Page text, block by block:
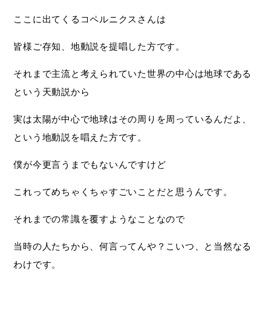
ここに出てくるコペルニクスさんは
皆様ご存知、地動説を提唱した方です。
それまで主流と考えられていた世界の中心は地球である
という天動説から
実は太陽が中心で地球はその周りを周っているんだよ、
という地動説を唱えた方です。
僕が今更言うまでもないんですけど
これってめちゃくちゃすごいことだと思うんです。
それまでの常識を覆すようなことなので
当時の人たちから、何言ってんや？こいつ、と当然なる
わけです。